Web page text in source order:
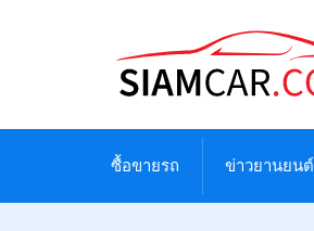
ซื้อขายรถ ข่าวยานยนต์